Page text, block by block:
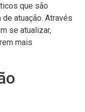
que são
atuação. Através
se atualizar,
mais